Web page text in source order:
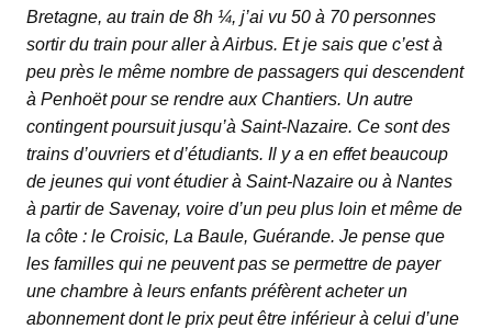
Bretagne, au train de 8h ¼, j’ai vu 50 à 70 personnes
sortir du train pour aller à Airbus. Et je sais que c’est à
peu près le même nombre de passagers qui descendent
à Penhoët pour se rendre aux Chantiers. Un autre
contingent poursuit jusqu’à Saint-Nazaire. Ce sont des
trains d’ouvriers et d’étudiants. Il y a en effet beaucoup
de jeunes qui vont étudier à Saint-Nazaire ou à Nantes
à partir de Savenay, voire d’un peu plus loin et même de
la côte : le Croisic, La Baule, Guérande. Je pense que
les familles qui ne peuvent pas se permettre de payer
une chambre à leurs enfants préfèrent acheter un
abonnement dont le prix peut être inférieur à celui d’une